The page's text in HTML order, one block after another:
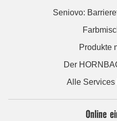
Seniovo:
Produkte
Der
Alle
Online